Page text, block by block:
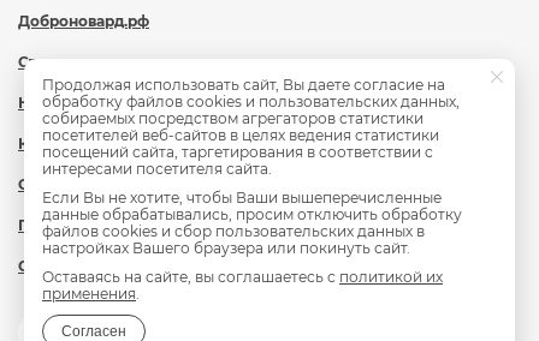
Доброновард.рф
Статьи
Новости
Контакты
Охрана труда
Политика обработки персональных данных
Сведения об образовательной организации
Продолжая использовать сайт, Вы даете согласие на
обработку файлов cookies и пользовательских данных,
собираемых посредством агрегаторов статистики
посетителей веб-сайтов в целях ведения статистики
посещений сайта, таргетирования в соответствии с
интересами посетителя сайта.
Если Вы не хотите, чтобы Ваши вышеперечисленные
данные обрабатывались, просим отключить обработку
файлов cookies и сбор пользовательских данных в
настройках Вашего браузера или покинуть сайт.
Оставаясь на сайте, вы соглашаетесь с политикой их
применения.
Согласен